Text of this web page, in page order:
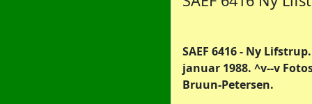
SAEF 6416 - Ny
januar 1988. ^v--v
Bruun-Petersen.